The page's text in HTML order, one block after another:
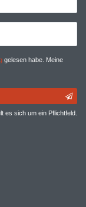
gelesen habe. Meine
es sich um ein Pflichtfeld.